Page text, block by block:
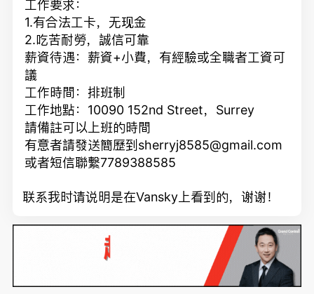
工作要求：
1.有合法工卡，无现金
2.吃苦耐勞，誠信可靠
薪資待遇：薪資+小費，有經驗或全職者工資可
議
工作時間：排班制
工作地點：10090 152nd Street，Surrey
請備註可以上班的時間
有意者請發送簡歷到sherryj8585@gmail.com
或者短信聯繫7789388585
联系我时请说明是在Vansky上看到的，谢谢！